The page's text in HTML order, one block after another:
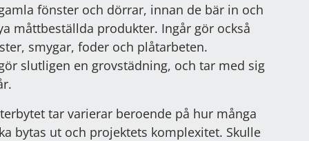
fönster och dörrar, innan de bär in och
måttbeställda produkter. Ingår gör också
smygar, foder och plåtarbeten.
slutligen en grovstädning, och tar med sig
tar varierar beroende på hur många
bytas ut och projektets komplexitet. Skulle